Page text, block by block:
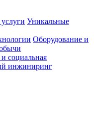
Уникальные
Оборудование и
социальная
инжиниринг